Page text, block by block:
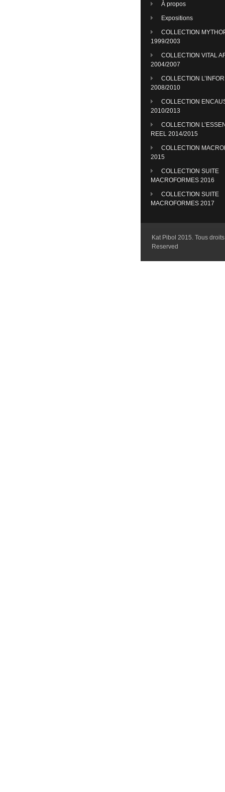
À propos
Expositions
COLLECTION
1999/2003
COLLECTION VITAL
2004/2007
COLLECTION
2008/2010
COLLECTION
2010/2013
COLLECTION
REEL 2014/2015
COLLECTION
2015
COLLECTION SUITE
MACROFORMES 2016
COLLECTION SUITE
MACROFORMES 2017
Kat Pibol 2015. Tous
Reserved